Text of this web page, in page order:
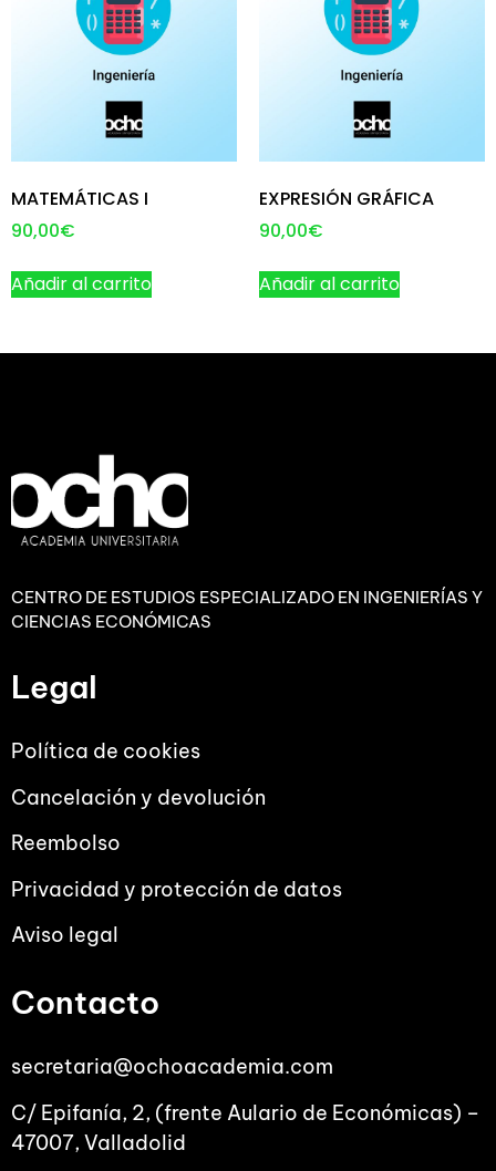
MATEMÁTICAS I
90,00€
Añadir al carrito
EXPRESIÓN GRÁFICA
90,00€
Añadir al carrito
CENTRO DE ESTUDIOS ESPECIALIZADO EN INGENIERÍAS Y
CIENCIAS ECONÓMICAS
Legal
Política de cookies
Cancelación y devolución
Reembolso
Privacidad y protección de datos
Aviso legal
Contacto
secretaria@ochoacademia.com
C/ Epifanía, 2, (frente Aulario de Económicas) –
47007, Valladolid